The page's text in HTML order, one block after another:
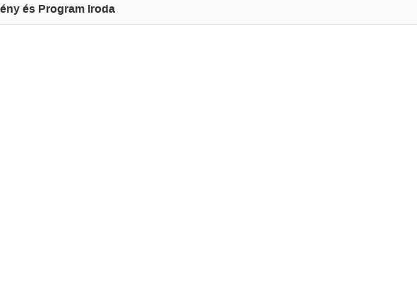
és Program Iroda